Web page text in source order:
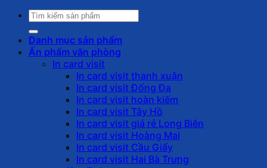
Tìm
kiếm:
Danh mục sản phẩm
Ấn phẩm văn phòng
In card visit
In card visit thanh xuân
In card visit Đống Đa
In card visit hoàn kiếm
In card visit Tây Hồ
In card visit giá rẻ Long Biên
In card visit Hoàng Mai
In card visit Cầu Giấy
In card visit Hai Bà Trưng